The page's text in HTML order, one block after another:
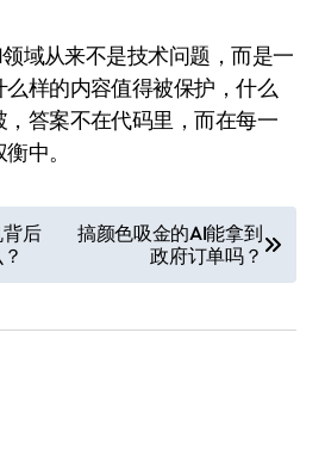
域从来不是技术问题，而是一
样的内容值得被保护，什么
答案不在代码里，而在每一
中。
后
搞颜色吸金的AI能拿到
政府订单吗？